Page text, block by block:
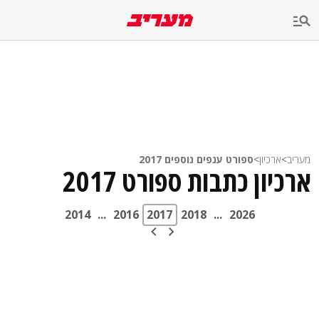
מעריב>ארכיון>ספורט ענפים נוספים 2017
ארכיון כתבות ספורט 2017
2026
...
2018
2017
2016
...
2014